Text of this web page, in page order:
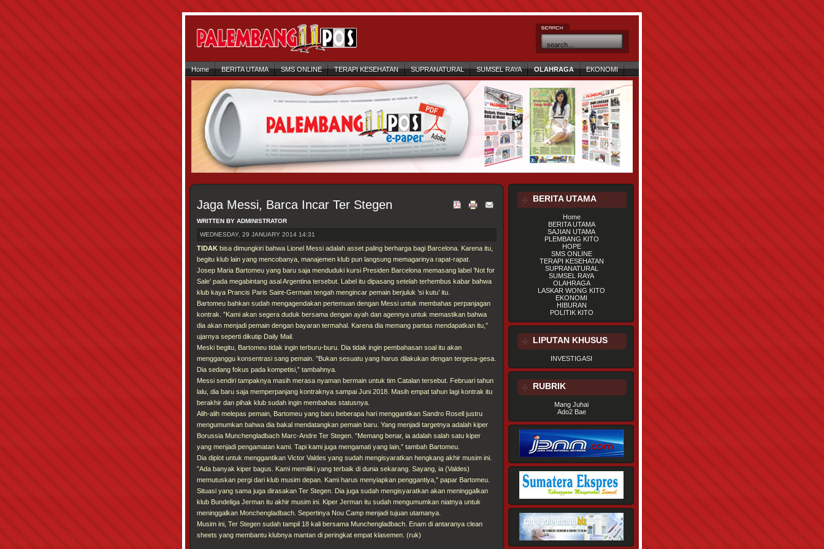
Home BERITA UTAMA SMS ONLINE TERAPI KESEHATAN SUPRANATURAL SUMSEL RAYA OLAHRAGA EKONOMI
BERITA UTAMA
Home
BERITA UTAMA
SAJIAN UTAMA
PLEMBANG KITO
HOPE
SMS ONLINE
TERAPI KESEHATAN
SUPRANATURAL
SUMSEL RAYA
OLAHRAGA
LASKAR WONG KITO
EKONOMI
HIBURAN
POLITIK KITO
LIPUTAN KHUSUS
INVESTIGASI
RUBRIK
Mang Juhai
Ado2 Bae
Jaga Messi, Barca Incar Ter Stegen
WRITTEN BY ADMINISTRATOR
WEDNESDAY, 29 JANUARY 2014 14:31
TIDAK bisa dimungkiri bahwa Lionel Messi adalah asset paling berharga bagi Barcelona. Karena itu,
begitu klub lain yang mencobanya, manajemen klub pun langsung memagarinya rapat-rapat.
Josep Maria Bartomeu yang baru saja menduduki kursi Presiden Barcelona memasang label ’Not for
Sale’ pada megabintang asal Argentina tersebut. Label itu dipasang setelah terhembus kabar bahwa
klub kaya Prancis Paris Saint-Germain tengah mengincar pemain berjuluk ’si kutu’ itu.
Bartomeu bahkan sudah mengagendakan pertemuan dengan Messi untuk membahas perpanjagan
kontrak. ”Kami akan segera duduk bersama dengan ayah dan agennya untuk memastikan bahwa
dia akan menjadi pemain dengan bayaran termahal. Karena dia memang pantas mendapatkan itu,”
ujarnya seperti dikutip Daily Mail.
Meski begitu, Bartomeu tidak ingin terburu-buru. Dia tidak ingin pembahasan soal itu akan
mengganggu konsentrasi sang pemain. ”Bukan sesuatu yang harus dilakukan dengan tergesa-gesa.
Dia sedang fokus pada kompetisi,” tambahnya.
Messi sendiri tampaknya masih merasa nyaman bermain untuk tim Catalan tersebut. Februari tahun
lalu, dia baru saja memperpanjang kontraknya sampai Juni 2018. Masih empat tahun lagi kontrak itu
berakhir dan pihak klub sudah ingin membahas statusnya.
Alih-alih melepas pemain, Bartomeu yang baru beberapa hari menggantikan Sandro Rosell justru
mengumumkan bahwa dia bakal mendatangkan pemain baru. Yang menjadi targetnya adalah kiper
Borussia Munchengladbach Marc-Andre Ter Stegen. ”Memang benar, ia adalah salah satu kiper
yang menjadi pengamatan kami. Tapi kami juga mengamati yang lain,” tambah Bartomeu.
Dia diplot untuk menggantikan Victor Valdes yang sudah mengisyaratkan hengkang akhir musim ini.
”Ada banyak kiper bagus. Kami memiliki yang terbaik di dunia sekarang. Sayang, ia (Valdes)
memutuskan pergi dari klub musim depan. Kami harus menyiapkan penggantiya,” papar Bartomeu.
Situasi yang sama juga dirasakan Ter Stegen. Dia juga sudah mengisyaratkan akan meninggalkan
klub Bundeliga Jerman itu akhir musim ini. Kiper Jerman itu sudah mengumumkan niatnya untuk
meninggalkan Monchengladbach. Sepertinya Nou Camp menjadi tujuan utamanya.
Musim ini, Ter Stegen sudah tampil 18 kali bersama Munchengladbach. Enam di antaranya clean
sheets yang membantu klubnya mantan di peringkat empat klasemen. (ruk)